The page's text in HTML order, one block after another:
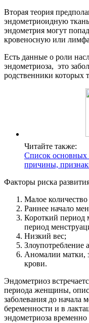
Вторая теория
эндометриоидную
эндометрия могут
кровеносную или
Есть данные о роли
эндометриоза, это
родственники которых
Читайте также:
Список основных
причины,
Факторы риска
Малое
Раннее начало
Короткий период
период
Низкий вес;
Злоупотребление
Аномалии матки,
крови.
Эндометриоз
периода женщины,
заболевания до начала
беременности и в
эндометриоза